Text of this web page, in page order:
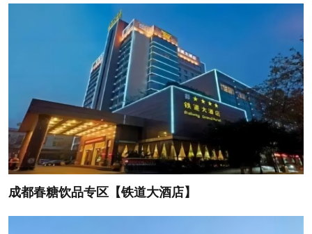
成都春糖饮品专区【铁道大酒店】